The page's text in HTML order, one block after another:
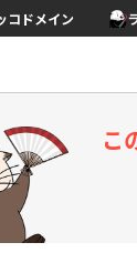
コドメイン
こ